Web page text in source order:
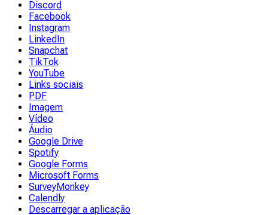
Discord
Facebook
Instagram
LinkedIn
Snapchat
TikTok
YouTube
Links sociais
PDF
Imagem
Vídeo
Áudio
Google Drive
Spotify
Google Forms
Microsoft Forms
SurveyMonkey
Calendly
Descarregar a aplicação